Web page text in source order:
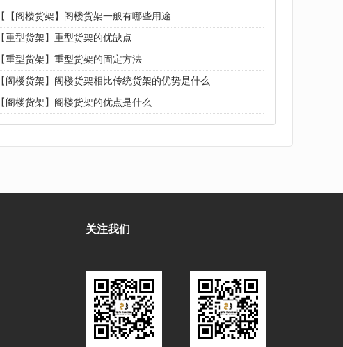
【【阁楼货架】阁楼货架一般有哪些用途
【重型货架】重型货架的优缺点
【重型货架】重型货架的固定方法
【阁楼货架】阁楼货架相比传统货架的优势是什么
【阁楼货架】阁楼货架的优点是什么
关注我们